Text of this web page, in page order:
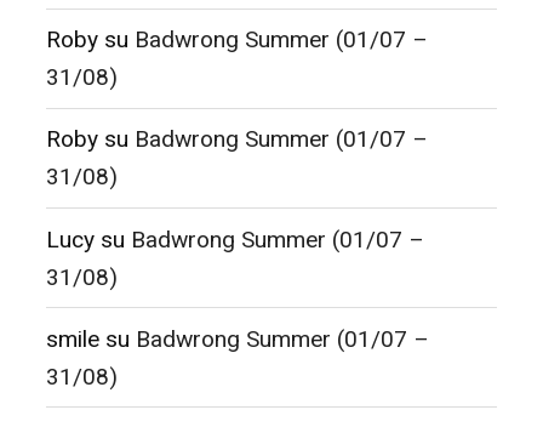
Roby su Badwrong Summer (01/07 –
31/08)
Roby su Badwrong Summer (01/07 –
31/08)
Lucy su Badwrong Summer (01/07 –
31/08)
smile su Badwrong Summer (01/07 –
31/08)